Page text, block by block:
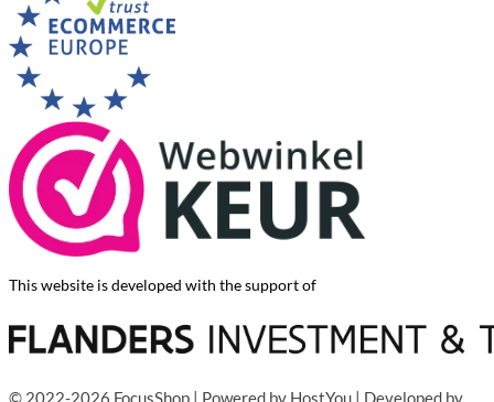
This website is developed with the support of
© 2022-2026 FocusShop | Powered by HostYou | Developed by